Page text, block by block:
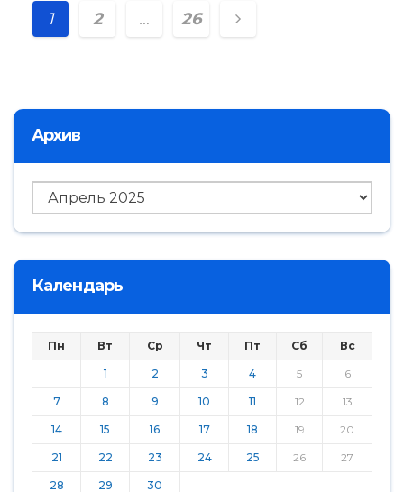
Навигация
1 2 … 26
Архив
Архив
Календарь
Пн Вт Ср Чт Пт Сб Вс
1 2 3 4 5 6
7 8 9 10 11 12 13
14 15 16 17 18 19 20
21 22 23 24 25 26 27
28 29 30